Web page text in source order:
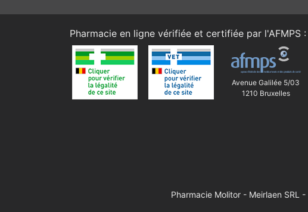
Pharmacie en ligne vérifiée et certifiée par l'AFMPS :
Avenue Galilée 5/03
1210 Bruxelles
Pharmacie Molitor - Meirlaen SRL -